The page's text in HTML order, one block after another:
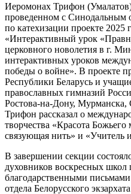
Иеромонах Трифон (Умалатов)
проведенном с Синодальным
по катехизации проекте
«Интерактивный урок
церковного новолетия в г.
интерактивных уроков
победы о войне». В проекте
Республики Беларусь и
православных гимназий
Ростова-на-Дону,
Трифон рассказал о
творчества «Красота
связующая нить» и «Учитель
В завершении секции
духовников воскресных школ
благодарственными
отдела Белорусского